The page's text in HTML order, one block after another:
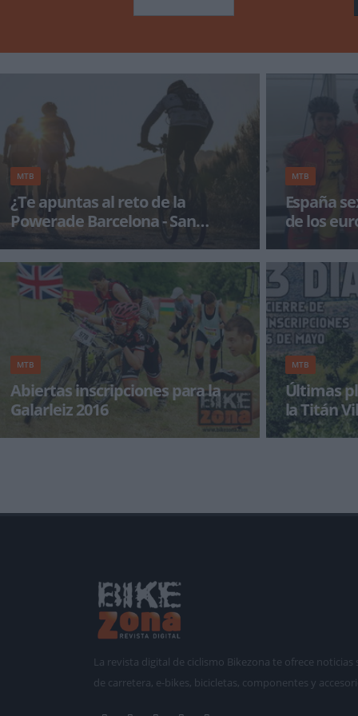
MTB
¿Te apuntas al reto de la
Powerade Barcelona - San
Sebastian?
La POWERADE Barcelona-San Sebastián sigue
el legado de su prueba hermana con su
segunda edición en 2016, e
MTB
España
de los
España ha
de Suiza, en el
MTB
Abiertas inscripciones para la
Galarleiz 2016
La decana de las maratones de montaña, la
MTB
Últimas
la Titán
El tiempo y las
La revista digital de ciclismo Bikezona te ofrece
de carretera, e-bikes, bicicletas, componentes y